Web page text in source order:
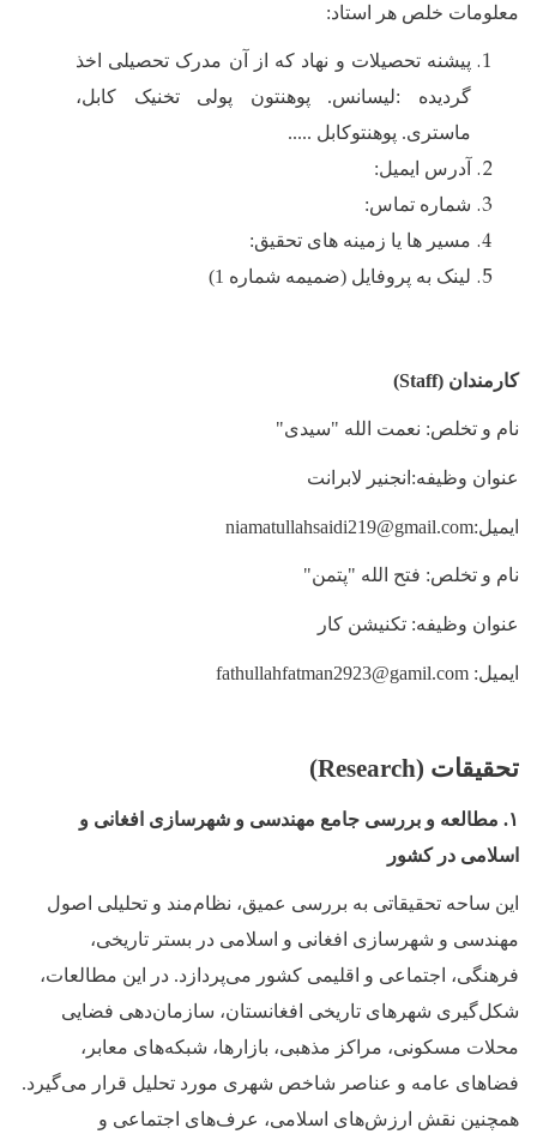
معلومات خلص هر استاد:
پیشنه تحصیلات و نهاد که از آن مدرک تحصیلی اخذ
گردیده :لیسانس. پوهنتون پولی تخنیک کابل،
ماستری. پوهنتوکابل .....
آدرس ایمیل:
شماره تماس:
مسیر ها یا زمینه های تحقیق:
لینک به پروفایل (ضمیمه شماره 1)
کارمندان (Staff)
نام و تخلص: نعمت الله "سیدی"
عنوان وظیفه:انجنیر لابرانت
ایمیل:niamatullahsaidi219@gmail.com
نام و تخلص: فتح الله "پتمن"
عنوان وظیفه: تکنیشن کار
ایمیل: fathullahfatman2923@gamil.com
تحقیقات (Research
)
۱. مطالعه و بررسی جامع مهندسی و شهرسازی افغانی و
اسلامی در کشور
این ساحه تحقیقاتی به بررسی عمیق، نظام‌مند و تحلیلی اصول
مهندسی و شهرسازی افغانی و اسلامی در بستر تاریخی،
فرهنگی، اجتماعی و اقلیمی کشور می‌پردازد. در این مطالعات،
شکل‌گیری شهرهای تاریخی افغانستان، سازمان‌دهی فضایی
محلات مسکونی، مراکز مذهبی، بازارها، شبکه‌های معابر،
فضاهای عامه و عناصر شاخص شهری مورد تحلیل قرار می‌گیرد.
همچنین نقش ارزش‌های اسلامی، عرف‌های اجتماعی و